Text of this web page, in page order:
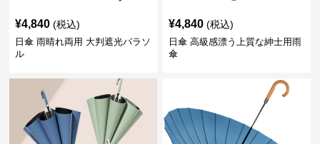
¥4,840 (税込)
日傘 雨晴れ両用 大判遮光パラソ
ル
¥4,840 (税込)
日傘 高級感漂う上質な紳士用雨
傘